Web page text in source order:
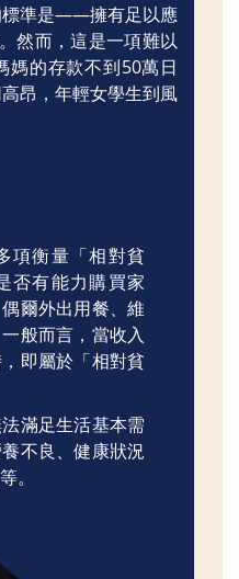
標準是——擁有足以應
然而，這是一項難以
媽的存款不到50萬日
昂，年輕女學生到風
項衡量「相對貧
否有能力購買家
爾外出用餐、維
般而言，當收入
即屬於「相對貧
滿足生活基本需
不良、健康狀況
。